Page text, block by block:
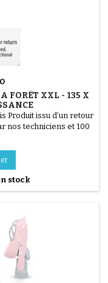
FORÊT XXL - 135 X
Produit issu d’un retour
nos techniciens et 100
de jeu géant avec le
mouvement unique. Ce
très...
stock